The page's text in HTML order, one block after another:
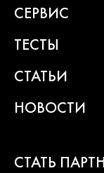
СЕРВИС
ТЕСТЫ
СТАТЬИ
НОВОСТИ
СТАТЬ